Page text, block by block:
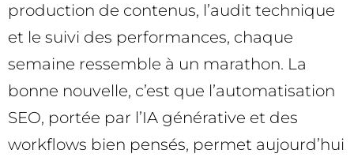
production de contenus, l’audit technique
et le suivi des performances, chaque
semaine ressemble à un marathon. La
bonne nouvelle, c’est que l’automatisation
SEO, portée par l’IA générative et des
workflows bien pensés, permet aujourd’hui